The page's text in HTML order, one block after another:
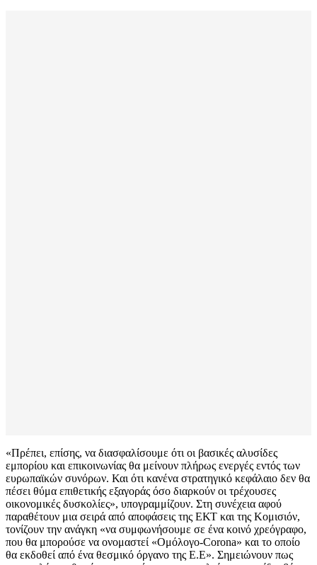
«Πρέπει, επίσης, να διασφαλίσουμε ότι οι βασικές αλυσίδες
εμπορίου και επικοινωνίας θα μείνουν πλήρως ενεργές εντός των
ευρωπαϊκών συνόρων. Και ότι κανένα στρατηγικό κεφάλαιο δεν θα
πέσει θύμα επιθετικής εξαγοράς όσο διαρκούν οι τρέχουσες
οικονομικές δυσκολίες», υπογραμμίζουν. Στη συνέχεια αφού
παραθέτουν μια σειρά από αποφάσεις της ΕΚΤ και της Κομισιόν,
τονίζουν την ανάγκη «να συμφωνήσουμε σε ένα κοινό χρεόγραφο,
που θα μπορούσε να ονομαστεί «Ομόλογο-Corona» και το οποίο
θα εκδοθεί από ένα θεσμικό όργανο της Ε.Ε». Σημειώνουν πως